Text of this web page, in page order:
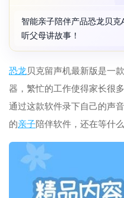
智能亲子陪伴产品恐龙贝
听父母讲故事！
恐龙贝克留声机最新版是一
器，繁忙的工作使得家长很
通过这款软件录下自己的声
的亲子陪伴软件，还在等什